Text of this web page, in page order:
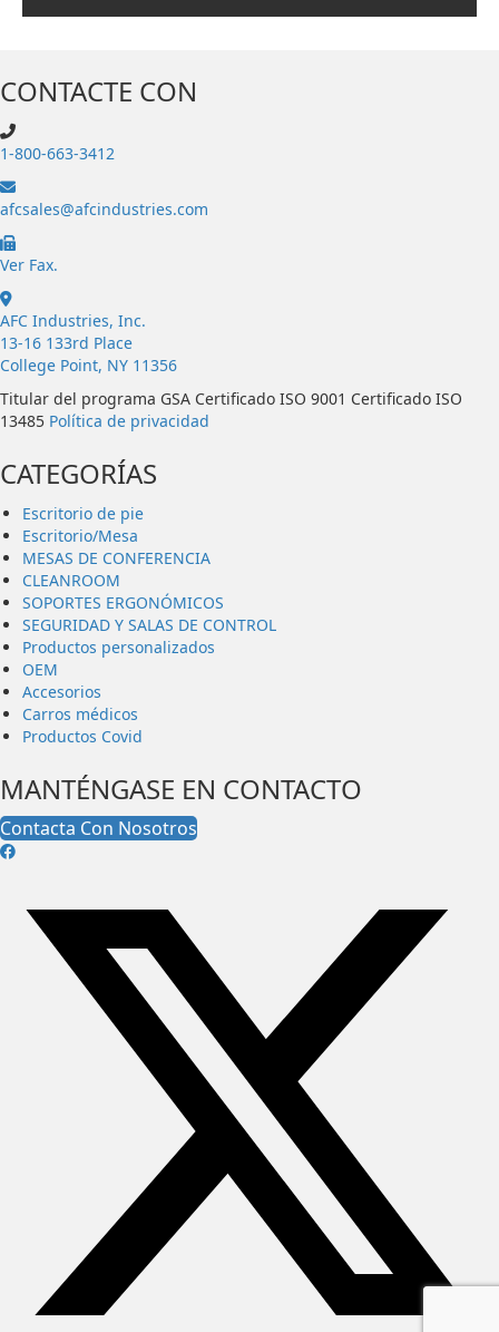
CONTACTE CON
1-800-663-3412
afcsales@afcindustries.com
https://afcindustries.com/contact/#:~:text=Fax
Ver Fax.
AFC Industries, Inc.
13-16 133rd Place
College Point, NY 11356
Titular del programa GSA Certificado ISO 9001 Certificado ISO
13485 Política de privacidad
CATEGORÍAS
Escritorio de pie
Escritorio/Mesa
MESAS DE CONFERENCIA
CLEANROOM
SOPORTES ERGONÓMICOS
SEGURIDAD Y SALAS DE CONTROL
Productos personalizados
OEM
Accesorios
Carros médicos
Productos Covid
MANTÉNGASE EN CONTACTO
Contacta Con Nosotros